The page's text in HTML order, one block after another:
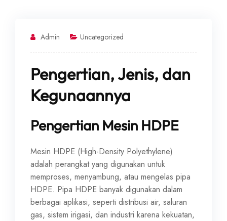
Admin Uncategorized
Pengertian, Jenis, dan
Kegunaannya
Pengertian Mesin HDPE
Mesin HDPE (High-Density Polyethylene)
adalah perangkat yang digunakan untuk
memproses, menyambung, atau mengelas pipa
HDPE. Pipa HDPE banyak digunakan dalam
berbagai aplikasi, seperti distribusi air, saluran
gas, sistem irigasi, dan industri karena kekuatan,